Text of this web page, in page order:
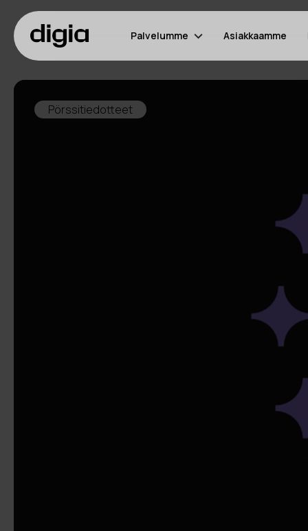
Palvelumme Asiakkaamme
Pörssitiedotteet